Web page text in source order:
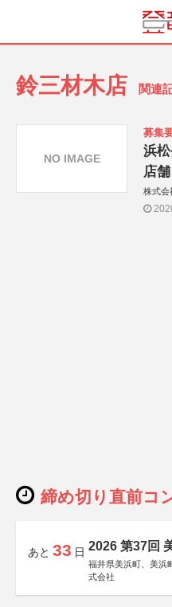
鈴三材木店 関連
募集
浜
店
株式会
NO IMAGE
締め切り直前コ
あと 33 日 2026 第37回
福井県美浜町、美浜
式会社